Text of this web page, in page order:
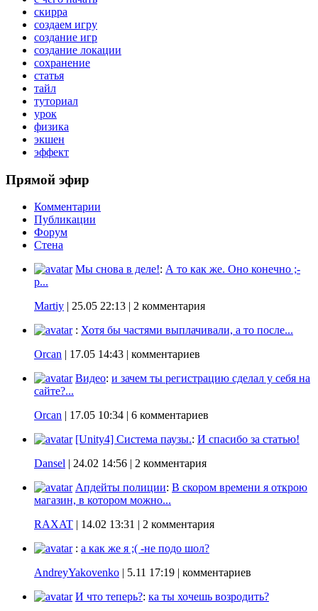
скирра
создаем игру
создание игр
создание локации
сохранение
статья
тайл
туториал
урок
физика
экшен
эффект
Прямой эфир
Комментарии
Публикации
Форум
Стена
Мы снова в деле!: А то как же. Оно конечно ;-
p...
Martiy | 25.05 22:13 | 2 комментария
: Хотя бы частями выплачивали, а то после...
Orcan | 17.05 14:43 | комментариев
Видео: и зачем ты регистрацию сделал у себя на
сайте?...
Orcan | 17.05 10:34 | 6 комментариев
[Unity4] Система паузы.: И спасибо за статью!
Dansel | 24.02 14:56 | 2 комментария
Апдейты полиции: В скором времени я открою
магазин, в котором можно...
RAXAT | 14.02 13:31 | 2 комментария
: а как же я ;( -не подо шол?
AndreyYakovenko | 5.11 17:19 | комментариев
И что теперь?: ка ты хочешь возродить?